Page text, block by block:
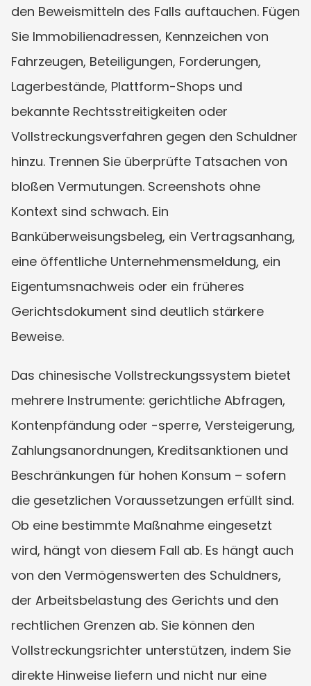
den Beweismitteln des Falls auftauchen. Fügen
Sie Immobilienadressen, Kennzeichen von
Fahrzeugen, Beteiligungen, Forderungen,
Lagerbestände, Plattform-Shops und
bekannte Rechtsstreitigkeiten oder
Vollstreckungsverfahren gegen den Schuldner
hinzu. Trennen Sie überprüfte Tatsachen von
bloßen Vermutungen. Screenshots ohne
Kontext sind schwach. Ein
Banküberweisungsbeleg, ein Vertragsanhang,
eine öffentliche Unternehmensmeldung, ein
Eigentumsnachweis oder ein früheres
Gerichtsdokument sind deutlich stärkere
Beweise.
Das chinesische Vollstreckungssystem bietet
mehrere Instrumente: gerichtliche Abfragen,
Kontenpfändung oder -sperre, Versteigerung,
Zahlungsanordnungen, Kreditsanktionen und
Beschränkungen für hohen Konsum – sofern
die gesetzlichen Voraussetzungen erfüllt sind.
Ob eine bestimmte Maßnahme eingesetzt
wird, hängt von diesem Fall ab. Es hängt auch
von den Vermögenswerten des Schuldners,
der Arbeitsbelastung des Gerichts und den
rechtlichen Grenzen ab. Sie können den
Vollstreckungsrichter unterstützen, indem Sie
direkte Hinweise liefern und nicht nur eine